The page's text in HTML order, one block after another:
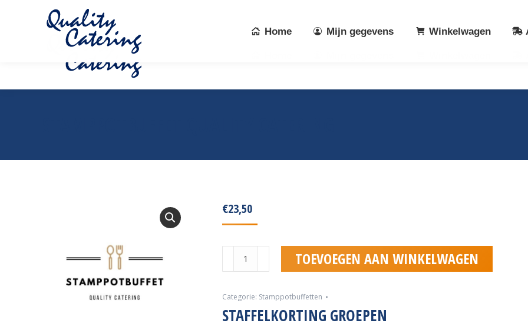
0546 570 698
€23,50
Quality
aantal
TOEVOEGEN AAN WINKELWAGEN
Categorie: Stamppotbuffetten
STAFFELKORTING GROEPEN
Home Mijn gegevens Winkelwagen